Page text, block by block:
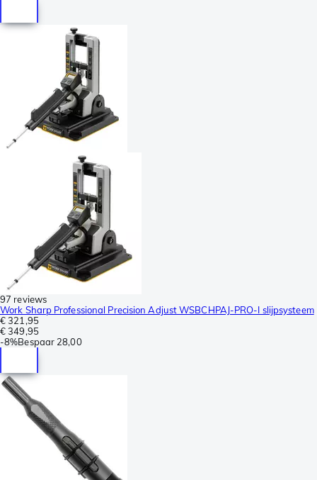
97 reviews
Work Sharp Professional Precision Adjust WSBCHPAJ-PRO-I slijpsysteem
€ 321,95
€ 349,95
-8%Bespaar 28,00